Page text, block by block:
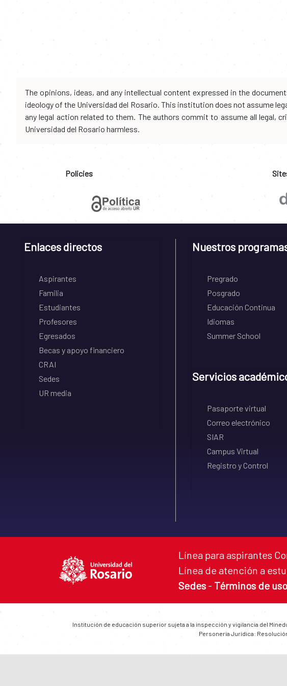
The opinions, ideas, and any intellectual content expressed in the
ideology of the Universidad del Rosario. This institution does not assume
any legal action related to them. The authors commit to assume all legal,
Universidad del Rosario harmless.
Policies
Enlaces directos
Aspirantes
Familia
Estudiantes
Profesores
Egresados
Becas y apoyo financiero
CRAI
Sedes
UR media
Nuestros
Pregrado
Posgrado
Educación Continua
Idiomas
Summer School
Servicios
Pasaporte virtual
Correo electrónico
SIAR
Campus Virtual
Registro y Control
Línea para aspirantes
Línea de atención a
Sedes - Términos de uso
Institución de educación superior sujeta a la inspección y vigilancia del
Personería Jurídica: